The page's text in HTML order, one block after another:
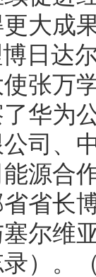
大成
日达
张万
华为
司、
源合
省长
尔维
）。